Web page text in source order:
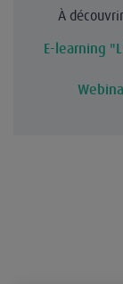
À
E-learning